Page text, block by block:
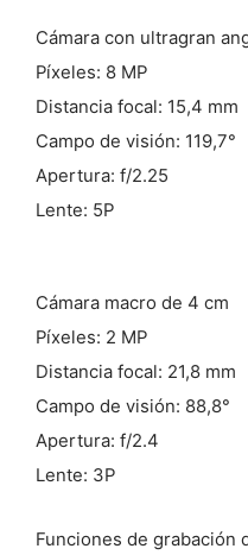
Cámara con ultragran
Píxeles: 8 MP
Distancia focal: 15,4 mm
Campo de visión: 119,7°
Apertura: f/2.25
Lente: 5P
Cámara macro de 4 cm
Píxeles: 2 MP
Distancia focal: 21,8 mm
Campo de visión: 88,8°
Apertura: f/2.4
Lente: 3P
Funciones de grabación